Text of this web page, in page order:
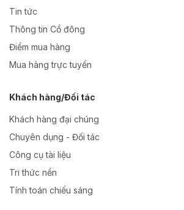
Tin tức
Thông tin Cổ đông
Điểm mua hàng
Mua hàng trực tuyến
Khách hàng/Đối tác
Khách hàng đại chúng
Chuyên dụng - Đối tác
Công cụ tài liệu
Tri thức nền
Tính toán chiếu sáng